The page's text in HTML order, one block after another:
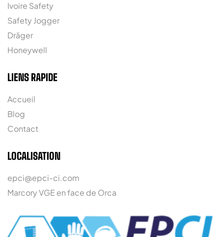
Ivoire Safety
Safety Jogger
Dräger
Honeywell
LIENS RAPIDE
Accueil
Blog
Contact
LOCALISATION
epci@epci-ci.com
Marcory VGE en face de Orca